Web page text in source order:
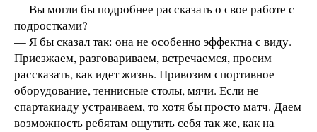
— Вы могли бы подробнее рассказать о свое работе с
подростками?
— Я бы сказал так: она не особенно эффектна с виду.
Приезжаем, разговариваем, встречаемся, просим
рассказать, как идет жизнь. Привозим спортивное
оборудование, теннисные столы, мячи. Если не
спартакиаду устраиваем, то хотя бы просто матч. Даем
возможность ребятам ощутить себя так же, как на